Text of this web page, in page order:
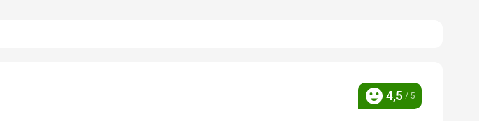
Ocena
4,5 / 5